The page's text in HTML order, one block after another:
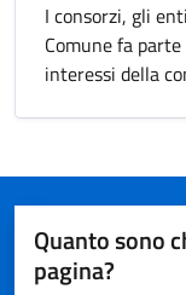
I consorzi, gli
Comune fa
interessi della
Quanto sono
pagina?